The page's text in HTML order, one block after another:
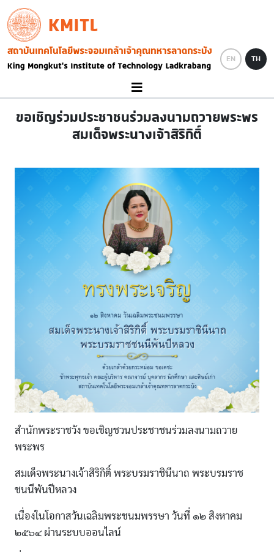
Skip to main content
KMITL
Image
EN TH
ขอเชิญร่วมประชาชนร่วมลงนามถวายพระพร
สมเด็จพระนางเจ้าสิริกิติ์
สำนักพระราชวัง ขอเชิญชวนประชาชนร่วมลงนามถวาย
พระพร
สมเด็จพระนางเจ้าสิริกิติ์ พระบรมราชินีนาถ พระบรมราช
ชนนีพันปีหลวง
เนื่องในโอกาสวันเฉลิมพระชนมพรรษา วันที่ ๑๒ สิงหาคม
๒๕๖๔ ผ่านระบบออนไลน์